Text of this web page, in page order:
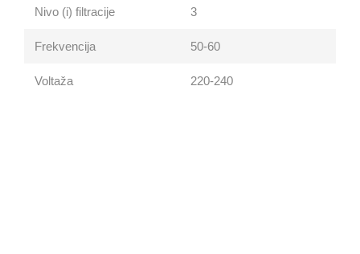
Nivo (i) filtracije 3
Frekvencija 50-60
Voltaža 220-240